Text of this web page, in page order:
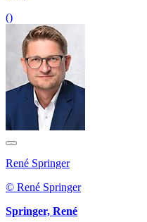
()
René Springer
© René Springer
Springer, René